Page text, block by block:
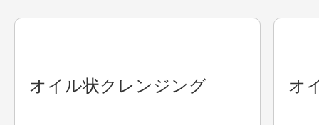
オイル状クレンジング オ